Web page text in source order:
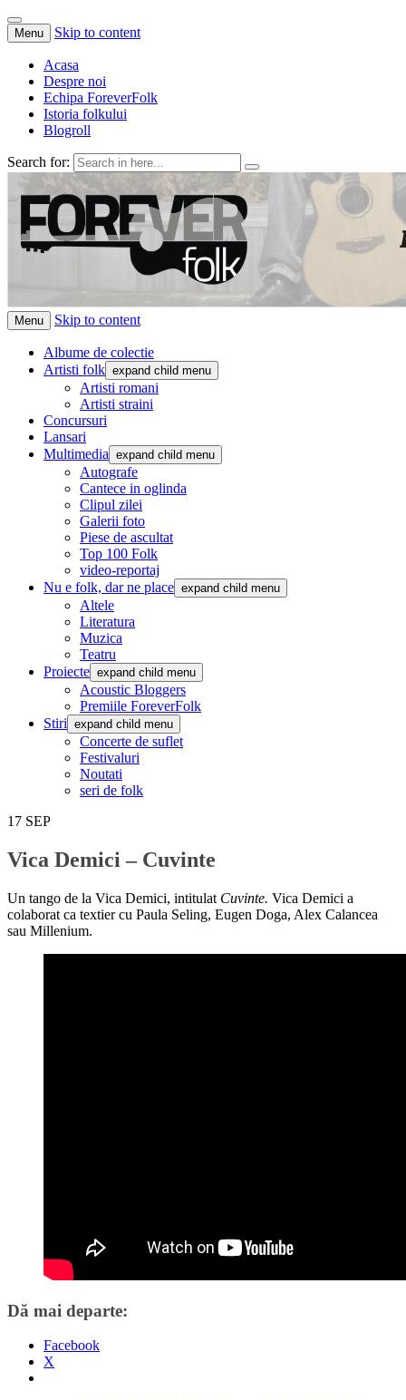
Menu Skip to content
Acasa
Despre noi
Echipa ForeverFolk
Istoria folkului
Blogroll
Search for:
ForeverFolk
Muzica sufletului tau
Menu Skip to content
Albume de colectie
Artisti folk expand child menu
Artisti romani
Artisti straini
Concursuri
Lansari
Multimedia expand child menu
Autografe
Cantece in oglinda
Clipul zilei
Galerii foto
Piese de ascultat
Top 100 Folk
video-reportaj
Nu e folk, dar ne place expand child menu
Altele
Literatura
Muzica
Teatru
Proiecte expand child menu
Acoustic Bloggers
Premiile ForeverFolk
Stiri expand child menu
Concerte de suflet
Festivaluri
Noutati
seri de folk
17 SEP
Vica Demici – Cuvinte
Un tango de la Vica Demici, intitulat Cuvinte. Vica Demici a
colaborat ca textier cu Paula Seling, Eugen Doga, Alex Calancea
sau Millenium.
Dă mai departe:
Facebook
X